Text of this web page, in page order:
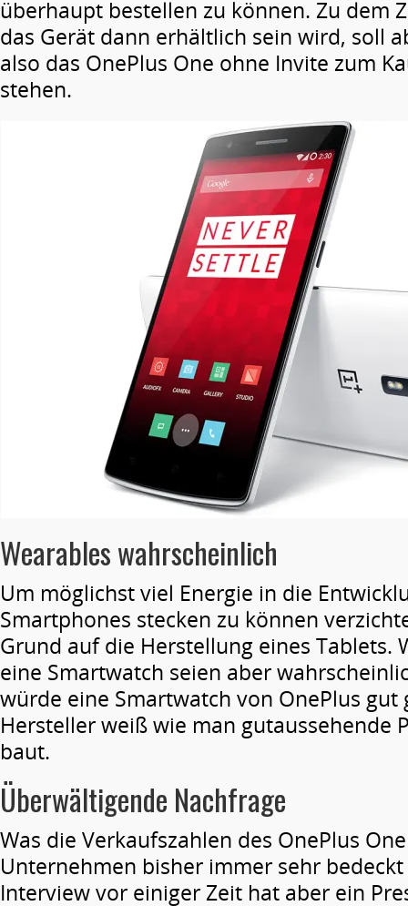
überhaupt bestellen zu können. Zu dem
das Gerät dann erhältlich sein wird, soll
also das OnePlus One ohne Invite zum
stehen.
Wearables wahrscheinlich
Um möglichst viel Energie in die
Smartphones stecken zu können
Grund auf die Herstellung eines Tablets.
eine Smartwatch seien aber
würde eine Smartwatch von OnePlus gut
Hersteller weiß wie man gutaussehende
baut.
Überwältigende Nachfrage
Was die Verkaufszahlen des OnePlus
Unternehmen bisher immer sehr
Interview vor einiger Zeit hat aber ein